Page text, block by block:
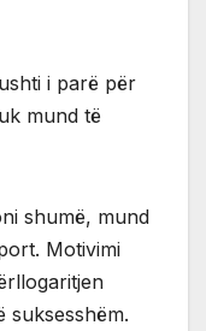
i parë për
mund të
shumë, mund
Motivimi
suksesshëm.